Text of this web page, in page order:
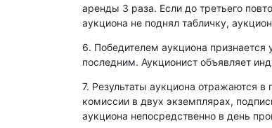
аренды 3 раза. Если до третьего
аукциона не поднял табличку,
6. Победителем аукциона признается
последним. Аукционист объявляет
7. Результаты аукциона отражаются в
комиссии в двух экземплярах,
аукциона непосредственно в день